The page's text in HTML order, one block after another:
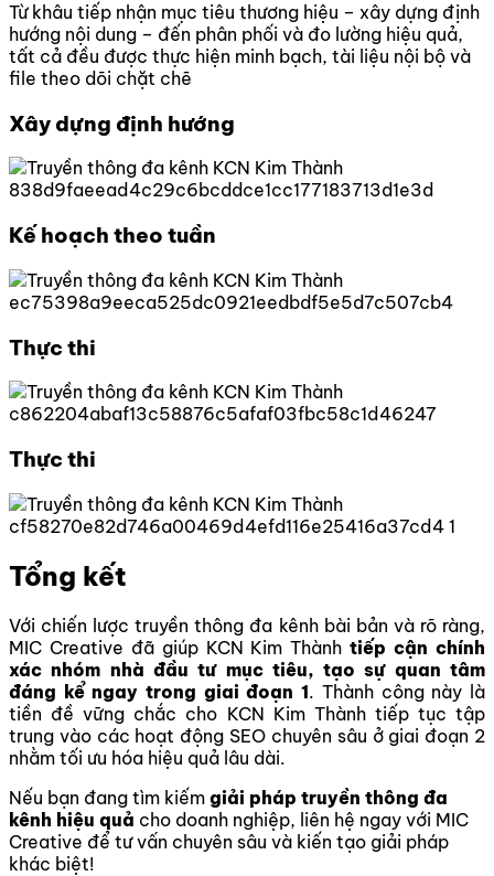
Từ khâu tiếp nhận mục tiêu thương hiệu – xây dựng định
hướng nội dung – đến phân phối và đo lường hiệu quả,
tất cả đều được thực hiện minh bạch, tài liệu nội bộ và
file theo dõi chặt chẽ
Xây dựng định hướng
Kế hoạch theo tuần
Thực thi
Thực thi
Tổng kết
Với chiến lược truyền thông đa kênh bài bản và rõ ràng,
MIC Creative đã giúp KCN Kim Thànhtiếp cận chính
xác nhóm nhà đầu tư mục tiêu, tạo sự quan tâm
đáng kể ngay trong giai đoạn 1. Thành công này là
tiền đề vững chắc cho KCN Kim Thành tiếp tục tập
trung vào các hoạt động SEO chuyên sâu ở giai đoạn 2
nhằm tối ưu hóa hiệu quả lâu dài.
Nếu bạn đang tìm kiếm giải pháp truyền thông đa
kênh hiệu quả cho doanh nghiệp, liên hệ ngay với MIC
Creative để tư vấn chuyên sâu và kiến tạo giải pháp
khác biệt!